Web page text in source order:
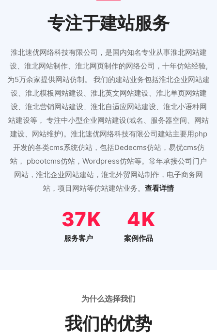
专注于建站服务
淮北速优网络科技有限公司，是国内知名专业从事淮北网站建
设、淮北网站制作、淮北网页制作的网络公司，十年仿站经验,
为5万余家提供网站仿制。 我们的建站业务包括淮北企业网站建
设、淮北模板网站建设、淮北英文网站建设、淮北单页网站建
设、淮北营销网站建设、淮北自适应网站建设、淮北小语种网
站建设等， 专注中小型企业网站建设(域名、服务器空间、网站
建设、网站维护)。淮北速优网络科技有限公司建站主要用php
开发的各类cms系统仿站，包括Dedecms仿站，易优cms仿
站， pbootcms仿站，Wordpress仿站等。常年承接公司门户
网站，淮北企业网站建站，淮北外贸网站制作，电子商务网
站，项目网站等仿站建站业务。 查看详情
46
服务客户
5
案例作品
为什么选择我们
我们的优势